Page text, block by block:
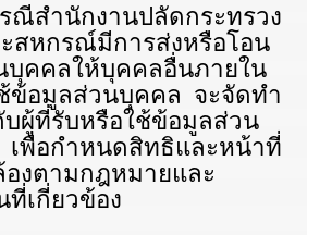
ำนักงานปลัดกระทรวง
สหกรณ์มีการส่งหรือโอน
บุคคลให้บุคคลอื่นภายใน
ข้อมูลส่วนบุคคล จะจัดทำ
ผู้ที่รับหรือใช้ข้อมูลส่วน
พื่อกำหนดสิทธิและหน้าที่
งตามกฎหมายและ
อื่นที่เกี่ยวข้อง